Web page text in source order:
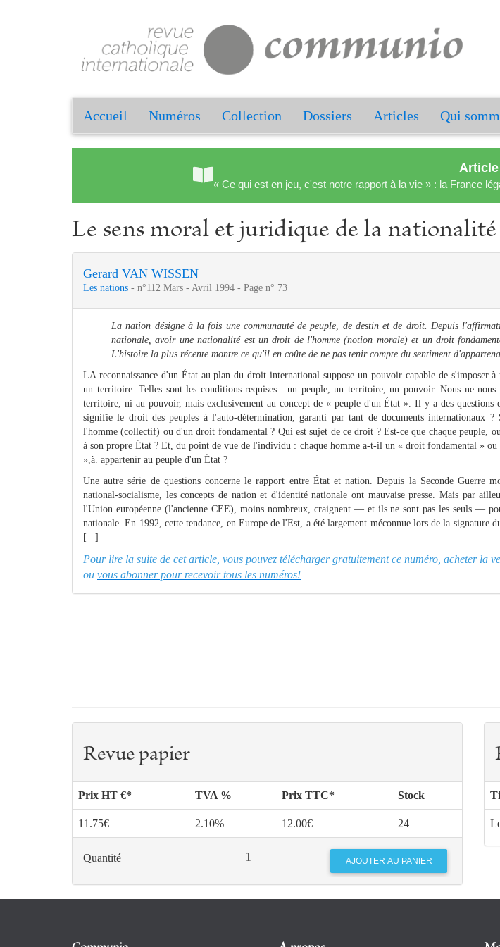
Accueil Numéros Collection Dossiers Articles Qui
Article
« Ce qui est en jeu, c'est notre rapport à la vie » : la France
Le sens moral et juridique de la nationalité
Gerard VAN WISSEN
Les nations - n°112 Mars - Avril 1994 - Page n° 73
La nation désigne à la fois une communauté de peuple, de destin et de droit. Depuis
nationale, avoir une nationalité est un droit de l'homme (notion morale) et un droit
L'histoire la plus récente montre ce qu'il en coûte de ne pas tenir compte du sentiment
LA reconnaissance d'un État au plan du droit international suppose un pouvoir capable de s'imposer
un territoire. Telles sont les conditions requises : un peuple, un territoire, un pouvoir. Nous ne nous
territoire, ni au pouvoir, mais exclusivement au concept de « peuple d'un État ». Il y a des questions
signifie le droit des peuples à l'auto-détermination, garanti par tant de documents internationaux
l'homme (collectif) ou d'un droit fondamental ? Qui est sujet de ce droit ? Est-ce que chaque peuple,
à son propre État ? Et, du point de vue de l'individu : chaque homme a-t-il un « droit fondamental »
»,à. appartenir au peuple d'un État ?
Une autre série de questions concerne le rapport entre État et nation. Depuis la Seconde Guerre
national-socialisme, les concepts de nation et d'identité nationale ont mauvaise presse. Mais par
l'Union européenne (l'ancienne CEE), moins nombreux, craignent — et ils ne sont pas les seuls —
nationale. En 1992, cette tendance, en Europe de l'Est, a été largement méconnue lors de la signature
[...]
Pour lire la suite de cet article, vous pouvez télécharger gratuitement ce numéro, acheter la
ou vous abonner pour recevoir tous les numéros!
Revue papier
Prix HT €* TVA % Prix TTC* Stock
11.75€ 2.10% 12.00€ 24
Quantité